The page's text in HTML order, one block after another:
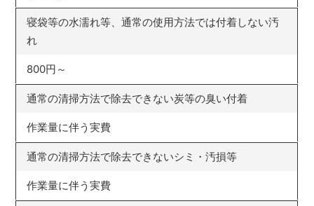
寝袋等の水濡れ等、通常の使用方法では付着しない汚
れ
800円～
通常の清掃方法で除去できない炭等の臭い付着
作業量に伴う実費
通常の清掃方法で除去できないシミ・汚損等
作業量に伴う実費